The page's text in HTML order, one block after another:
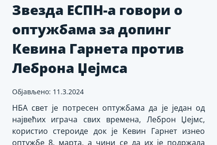
Звезда ЕСПН-а говори о
оптужбама за допинг
Кевина Гарнета против
Леброна Џејмса
Објављено: 11.3.2024
НБА свет је потресен оптужбама да је један од
највећих играча свих времена, Леброн Џејмс,
користио стероиде док је Кевин Гарнет изнео
оптужбе 8. марта, а чини се да их је подржала